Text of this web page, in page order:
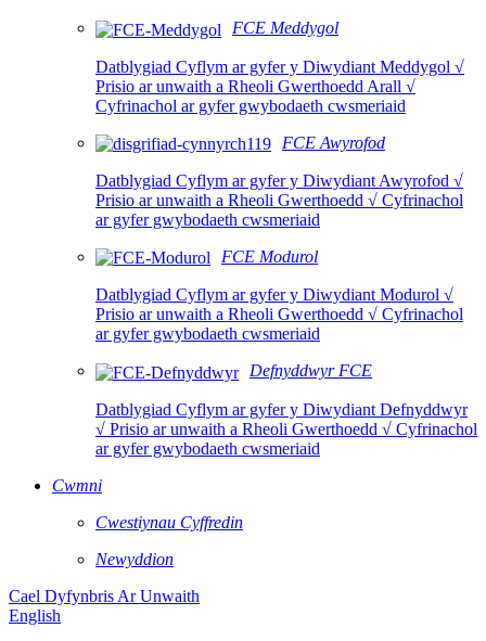
FCE Meddygol
Datblygiad Cyflym ar gyfer y Diwydiant Meddygol √
Prisio ar unwaith a Rheoli Gwerthoedd Arall √
Cyfrinachol ar gyfer gwybodaeth cwsmeriaid
FCE Awyrofod
Datblygiad Cyflym ar gyfer y Diwydiant Awyrofod √
Prisio ar unwaith a Rheoli Gwerthoedd √ Cyfrinachol
ar gyfer gwybodaeth cwsmeriaid
FCE Modurol
Datblygiad Cyflym ar gyfer y Diwydiant Modurol √
Prisio ar unwaith a Rheoli Gwerthoedd √ Cyfrinachol
ar gyfer gwybodaeth cwsmeriaid
Defnyddwyr FCE
Datblygiad Cyflym ar gyfer y Diwydiant Defnyddwyr
√ Prisio ar unwaith a Rheoli Gwerthoedd √ Cyfrinachol
ar gyfer gwybodaeth cwsmeriaid
Cwmni
Cwestiynau Cyffredin
Newyddion
Cael Dyfynbris Ar Unwaith
English